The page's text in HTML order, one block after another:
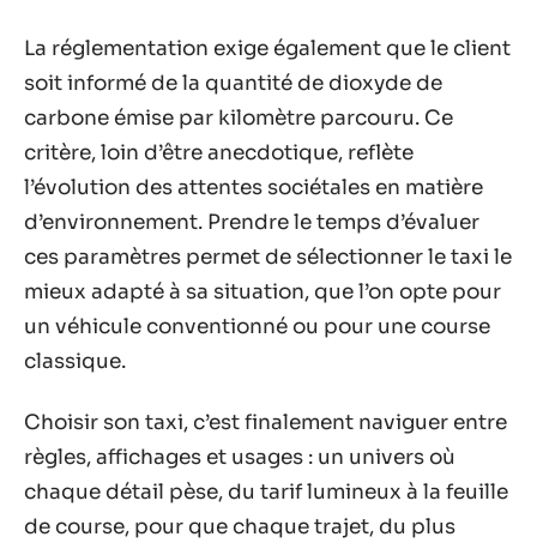
La réglementation exige également que le client
soit informé de la quantité de dioxyde de
carbone émise par kilomètre parcouru. Ce
critère, loin d’être anecdotique, reflète
l’évolution des attentes sociétales en matière
d’environnement. Prendre le temps d’évaluer
ces paramètres permet de sélectionner le taxi le
mieux adapté à sa situation, que l’on opte pour
un véhicule conventionné ou pour une course
classique.
Choisir son taxi, c’est finalement naviguer entre
règles, affichages et usages : un univers où
chaque détail pèse, du tarif lumineux à la feuille
de course, pour que chaque trajet, du plus